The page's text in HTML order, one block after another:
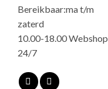
Bereikbaar:ma t/m
zaterd
10.00-18.00 Webshop
24/7